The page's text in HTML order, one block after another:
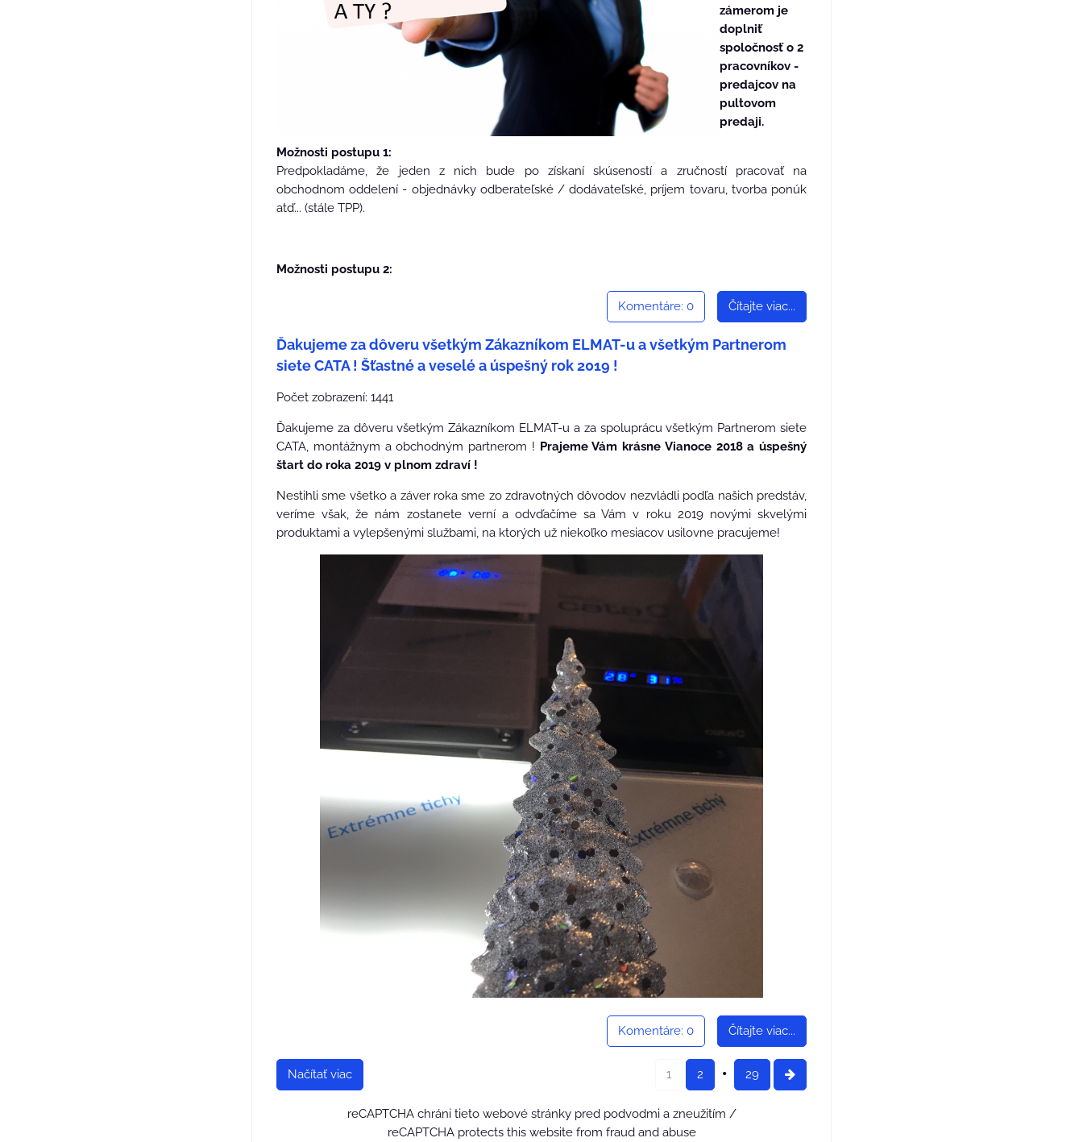
zámerom je
doplniť
spoločnosť o 2
pracovníkov -
predajcov na
pultovom
predaji.
Možnosti postupu 1:
Predpokladáme, že jeden z nich bude po získaní skúseností a zručností pracovať na
obchodnom oddelení - objednávky odberateľské / dodávateľské, príjem tovaru, tvorba ponúk
atď... (stále TPP).
Možnosti postupu 2:
Čítajte viac...
Komentáre: 0
Ďakujeme za dôveru všetkým Zákazníkom ELMAT-u a všetkým Partnerom
siete CATA ! Šťastné a veselé a úspešný rok 2019 !
Počet zobrazení: 1441
Ďakujeme za dôveru všetkým Zákazníkom ELMAT-u a za spoluprácu všetkým Partnerom siete
CATA, montážnym a obchodným partnerom ! Prajeme Vám krásne Vianoce 2018 a úspešný
štart do roka 2019 v plnom zdraví !
Nestihli sme všetko a záver roka sme zo zdravotných dôvodov nezvládli podľa našich predstáv,
veríme však, že nám zostanete verní a odvďačíme sa Vám v roku 2019 novými skvelými
produktami a vylepšenými službami, na ktorých už niekoľko mesiacov usilovne pracujeme!
Čítajte viac...
Komentáre: 0
Načítať viac 1 2 29
reCAPTCHA chráni tieto webové stránky pred podvodmi a zneužitím /
reCAPTCHA protects this website from fraud and abuse